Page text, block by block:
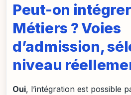
Peut-on
Métiers ? Voies
d’admission,
niveau
Oui, l’intégration est possible